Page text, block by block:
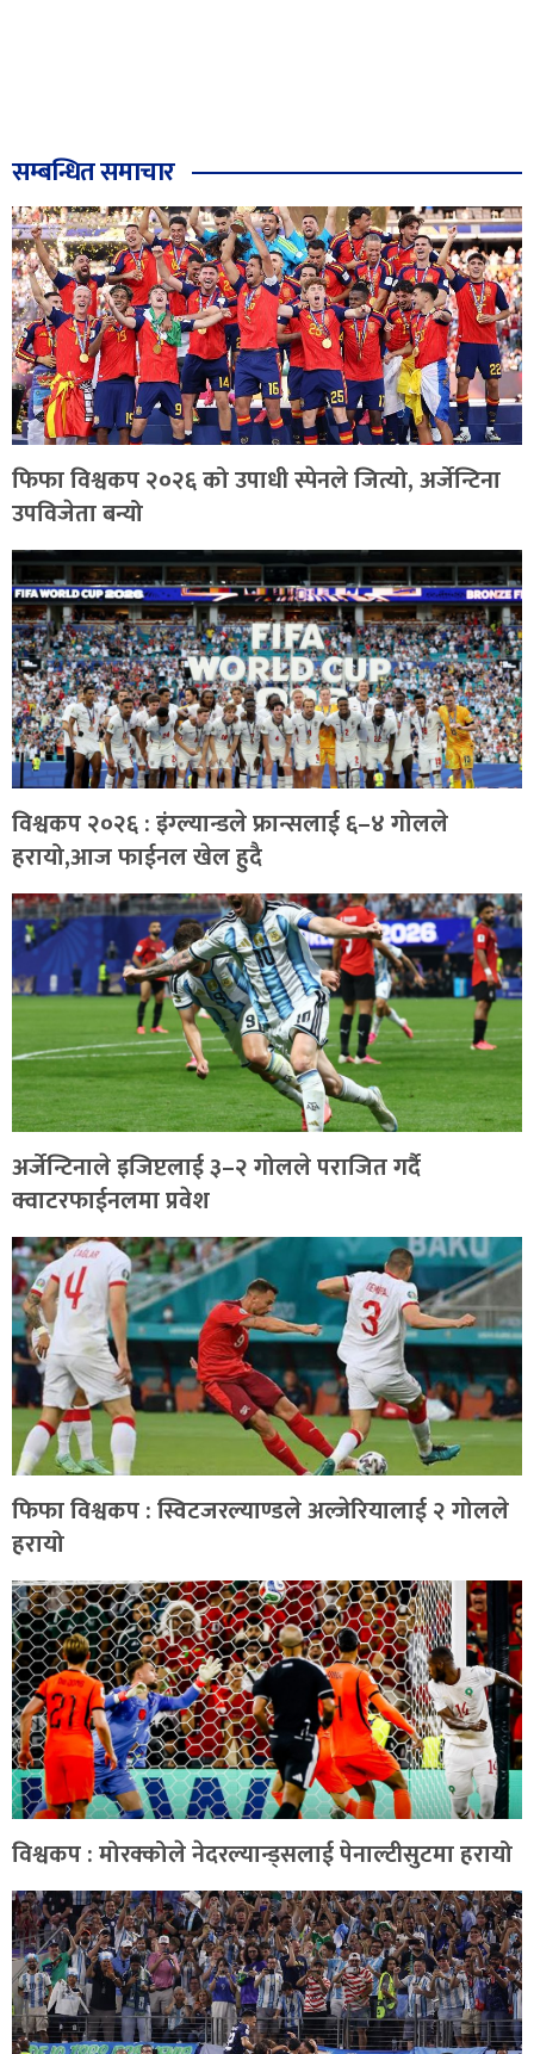
सम्बन्धित समाचार
फिफा विश्वकप २०२६ को उपाधी स्पेनले जित्यो, अर्जेन्टिना
उपविजेता बन्यो
विश्वकप २०२६ : इंग्ल्यान्डले फ्रान्सलाई ६–४ गोलले
हरायो,आज फाईनल खेल हुदै
अर्जेन्टिनाले इजिप्टलाई ३–२ गोलले पराजित गर्दै
क्वाटरफाईनलमा प्रवेश
फिफा विश्वकप : स्विटजरल्याण्डले अल्जेरियालाई २ गोलले
हरायो
विश्वकप : मोरक्कोले नेदरल्यान्ड्सलाई पेनाल्टीसुटमा हरायो